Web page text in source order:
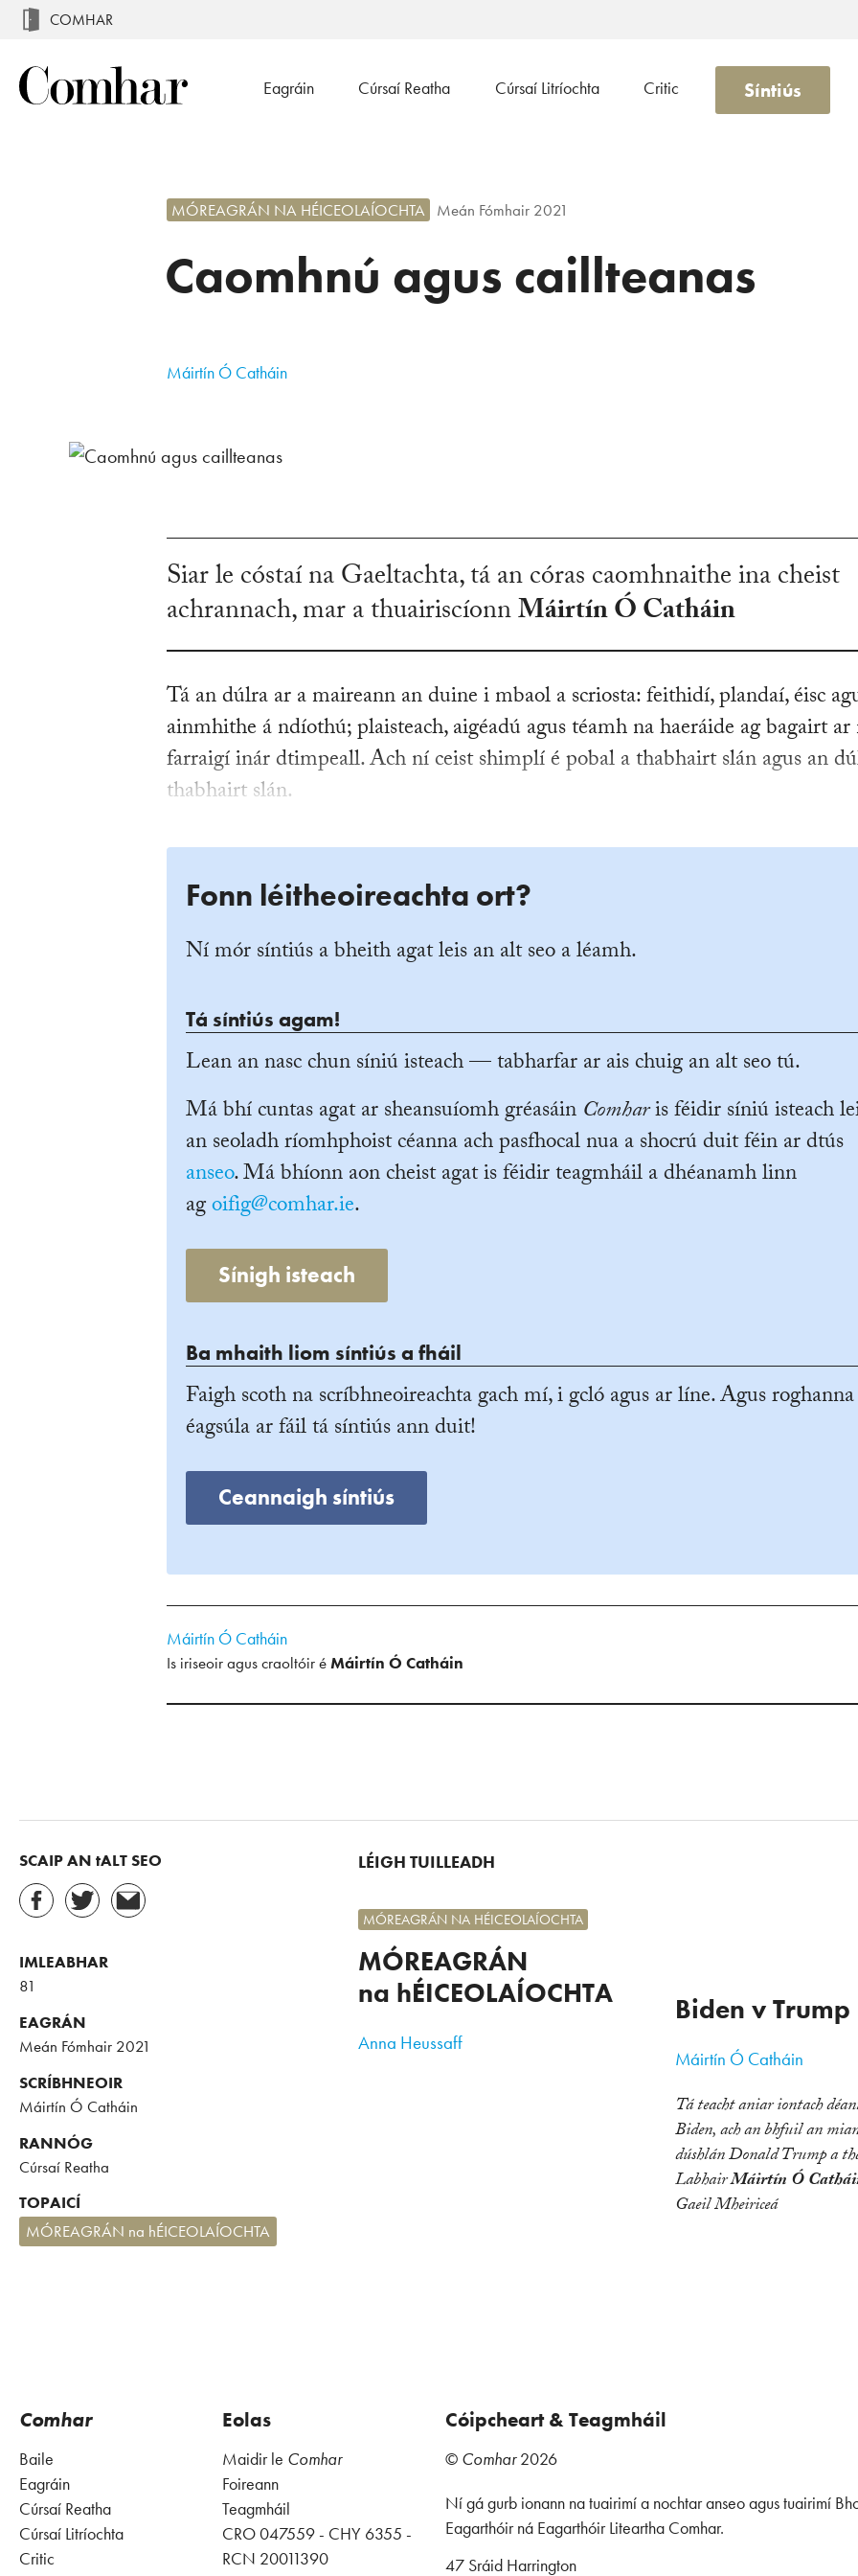
COMHAR
Eagráin Cúrsaí Reatha Cúrsaí Litríochta Critic Síntiús
Caomhnú agus caillteanas
MÓREAGRÁN NA HÉICEOLAÍOCHTA Meán Fómhair 2021
Máirtín Ó Catháin
Siar le cóstaí na Gaeltachta, tá an córas caomhnaithe ina cheist
achrannach, mar a thuairiscíonnMáirtín Ó Catháin
Tá an dúlra ar a maireann an duine i mbaol a scriosta: feithidí, plandaí, éisc
ainmhithe á ndíothú; plaisteach, aigéadú agus téamh na haeráide ag bagairt ar
farraigí inár dtimpeall. Ach ní ceist shimplí é pobal a thabhairt slán agus an
thabhairt slán.
Fonn léitheoireachta ort?
Ní mór síntiús a bheith agat leis an alt seo a léamh.
Tá síntiús agam!
Lean an nasc chun síniú isteach — tabharfar ar ais chuig an alt seo tú.
Má bhí cuntas agat ar sheansuíomh gréasáin Comharis féidir síniú isteach
an seoladh ríomhphoist céanna ach pasfhocal nua a shocrú duit féin ar dtús
anseo. Má bhíonn aon cheist agat is féidir teagmháil a dhéanamh linn
agoifig@comhar.ie.
Sínigh isteach
Ba mhaith liom síntiús a fháil
Faigh scoth na scríbhneoireachta gach mí, i gcló agus ar líne. Agus roghanna
éagsúla ar fáil tá síntiús ann duit!
Ceannaigh síntiús
Máirtín Ó Catháin
Is iriseoir agus craoltóir éMáirtín Ó Catháin
SCAIP AN tALT SEO
IMLEABHAR
81
EAGRÁN
Meán Fómhair 2021
SCRÍBHNEOIR
Máirtín Ó Catháin
RANNÓG
Cúrsaí Reatha
TOPAICÍ
MÓREAGRÁN na hÉICEOLAÍOCHTA
LÉIGH TUILLEADH
MÓREAGRÁN
na hÉICEOLAÍOCHTA
MÓREAGRÁN NA HÉICEOLAÍOCHTA
Anna Heussaff
Biden v Trump
Máirtín Ó Catháin
Tá teacht aniar iontach
Biden, ach an bhfuil an
dúshlán Donald Trump a
LabhairMáirtín Ó
Gaeil Mheiriceá
Comhar
Baile
Eagráin
Cúrsaí Reatha
Cúrsaí Litríochta
Critic
Eolas
Maidir le Comhar
Foireann
Teagmháil
CRO 047559 - CHY 6355 -
RCN 20011390
Cóipcheart & Teagmháil
© Comhar2026
Ní gá gurb ionann na tuairimí a nochtar anseo agus tuairimí
Eagarthóir ná Eagarthóir Liteartha Comhar.
47 Sráid Harrington